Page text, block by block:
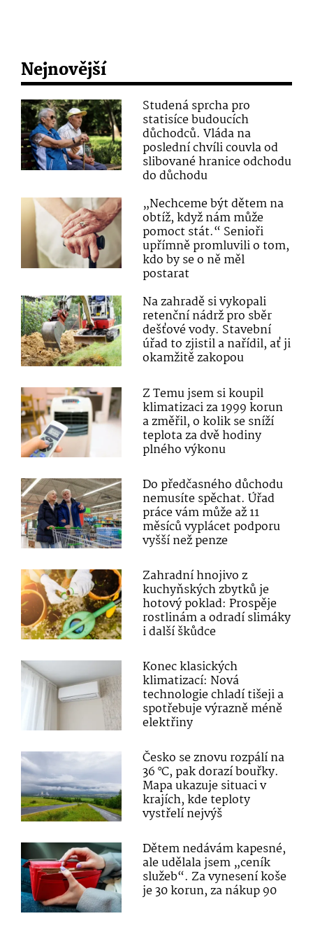
Nejnovější
Studená sprcha pro
statisíce budoucích
důchodců. Vláda na
poslední chvíli couvla od
slibované hranice odchodu
do důchodu
„Nechceme být dětem na
obtíž, když nám může
pomoct stát.“ Senioři
upřímně promluvili o tom,
kdo by se o ně měl
postarat
Na zahradě si vykopali
retenční nádrž pro sběr
dešťové vody. Stavební
úřad to zjistil a nařídil, ať ji
okamžitě zakopou
Z Temu jsem si koupil
klimatizaci za 1999 korun
a změřil, o kolik se sníží
teplota za dvě hodiny
plného výkonu
Do předčasného důchodu
nemusíte spěchat. Úřad
práce vám může až 11
měsíců vyplácet podporu
vyšší než penze
Zahradní hnojivo z
kuchyňských zbytků je
hotový poklad: Prospěje
rostlinám a odradí slimáky
i další škůdce
Konec klasických
klimatizací: Nová
technologie chladí tišeji a
spotřebuje výrazně méně
elektřiny
Česko se znovu rozpálí na
36 °C, pak dorazí bouřky.
Mapa ukazuje situaci v
krajích, kde teploty
vystřelí nejvýš
Dětem nedávám kapesné,
ale udělala jsem „ceník
služeb“. Za vynesení koše
je 30 korun, za nákup 90